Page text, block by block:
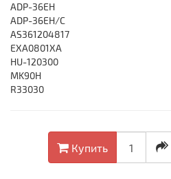
ADP-36EH
ADP-36EH/C
AS361204817
EXA0801XA
HU-120300
MK90H
R33030
Купить